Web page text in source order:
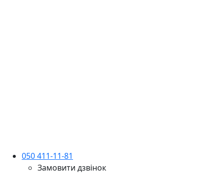
050 411-11-81
Замовити дзвінок